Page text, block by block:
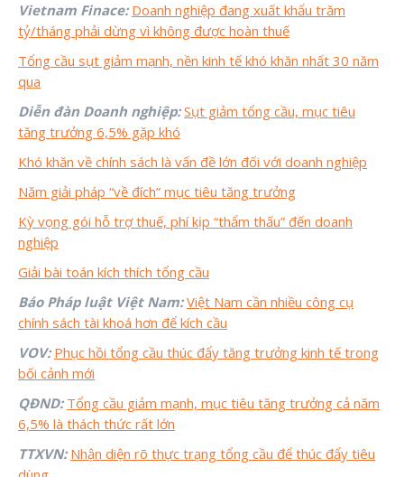
Vietnam Finace: Doanh nghiệp đang xuất khẩu trăm
tỷ/tháng phải dừng vì không được hoàn thuế
Tổng cầu sụt giảm mạnh, nền kinh tế khó khăn nhất 30 năm
qua
Diễn đàn Doanh nghiệp:Sụt giảm tổng cầu, mục tiêu
tăng trưởng 6,5% gặp khó
Khó khăn về chính sách là vấn đề lớn đối với doanh nghiệp
Năm giải pháp “về đích” mục tiêu tăng trưởng
Kỳ vọng gói hỗ trợ thuế, phí kịp “thẩm thấu” đến doanh
nghiệp
Giải bài toán kích thích tổng cầu
Báo Pháp luật Việt Nam: Việt Nam cần nhiều công cụ
chính sách tài khoá hơn để kích cầu
VOV: Phục hồi tổng cầu thúc đẩy tăng trưởng kinh tế trong
bối cảnh mới
QĐND:Tổng cầu giảm mạnh, mục tiêu tăng trưởng cả năm
6,5% là thách thức rất lớn
TTXVN: Nhận diện rõ thực trạng tổng cầu để thúc đẩy tiêu